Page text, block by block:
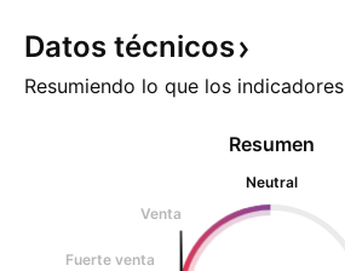
con una mano de obra políglota
Datos técnicos
Resumiendo lo que los indicadores
Resumen
Neutral
Venta
Fuerte venta